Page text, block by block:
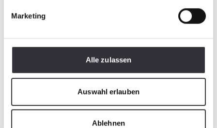
Marketing
Alle zulassen
Auswahl erlauben
Ablehnen